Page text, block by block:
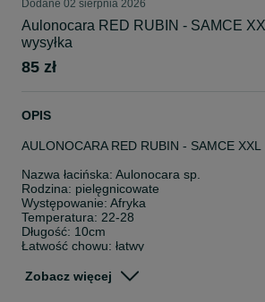
Dodane 02 sierpnia 2026
Aulonocara RED RUBIN - SAMCE
wysyłka
85 zł
OPIS
AULONOCARA RED RUBIN - SAMCE XXL
Nazwa łacińska: Aulonocara sp.
Rodzina: pielęgnicowate
Występowanie: Afryka
Temperatura: 22-28
Długość: 10cm
Łatwość chowu: łatwy
Zobacz więcej